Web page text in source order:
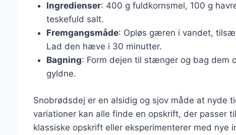
Ingredienser: 400 g fuldkornsmel, 100 g
teskefuld salt.
Fremgangsmåde: Opløs gæren i vandet,
Lad den hæve i 30 minutter.
Bagning: Form dejen til stænger og bag dem
gyldne.
Snobrødsdej er en alsidig og sjov måde at nyde
variationer kan alle finde en opskrift, der passer
klassiske opskrift eller eksperimenterer med